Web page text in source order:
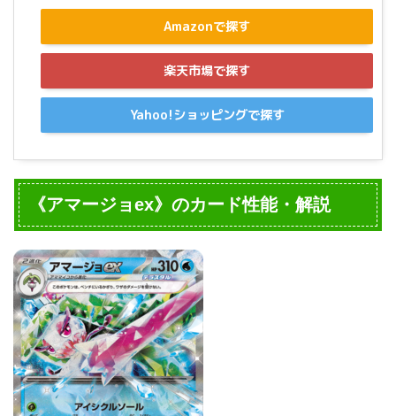
Amazonで探す
楽天市場で探す
Yahoo!ショッピングで探す
《アマージョex》のカード性能・解説